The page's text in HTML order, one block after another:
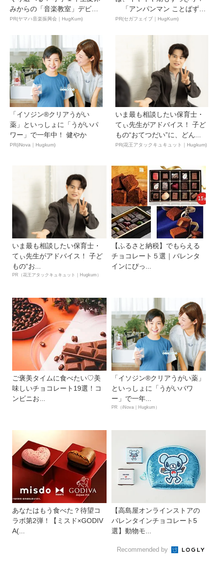
みからの「音楽教室」デビ
ュ...
PR(ヤマハ音楽振興会｜HugKum)
「アンパンマン ことばずか
ん...
PR(セガフェイブ｜HugKum)
「イソジン®クリアうがい
薬」といっしょに「うがいパ
ワー」で一年中！ 健やか
PR(iNova｜Hugkum)
いま最も相談したい保育士・
てぃ先生がアドバイス！ 子ど
もの“おてつだい”に、どん...
PR(花王アタックキュキュット｜Hugkum)
いま最も相談したい保育士・
てぃ先生がアドバイス！ 子ど
もの“お...
PR（花王アタックキュキュット｜Hugkum）
【ふるさと納税】でもらえる
チョコレート５選｜バレンタ
インにぴっ...
ご褒美タイムに食べたい♡美
味しいチョコレート19選！コ
ンビニお...
「イソジン®クリアうがい薬」
といっしょに「うがいパワ
ー」で一年...
PR（iNova｜Hugkum）
あなたはもう食べた？待望コ
ラボ第2弾！【ミスド×GODIV
A(...
【高島屋オンラインストアの
バレンタインチョコレート5
選】動物モ...
Recommended by